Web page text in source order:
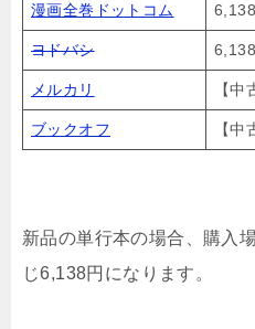
漫画全巻ドットコム
ヨドバシ
メルカリ 【
ブックオフ 【
新品の単行本の場合、購入
じ6,138円になります。